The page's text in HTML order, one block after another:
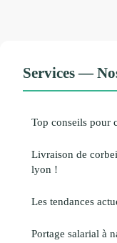
Services —
Top conseils pour
Livraison de
lyon !
Les tendances
Portage salarial à